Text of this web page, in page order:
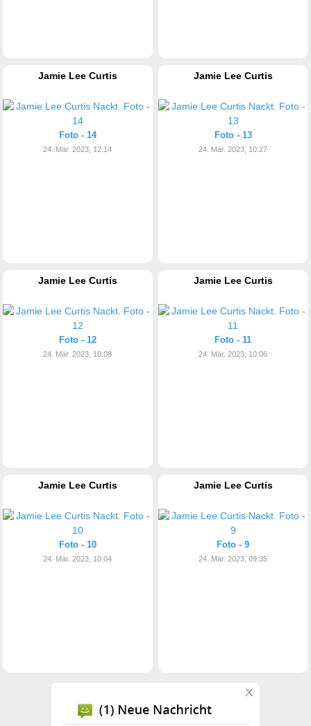
Jamie Lee Curtis
Foto - 14
24. Mär. 2023, 12:14
Jamie Lee Curtis
Foto - 13
24. Mär. 2023, 10:27
Jamie Lee Curtis
Foto - 12
24. Mär. 2023, 10:08
Jamie Lee Curtis
Foto - 11
24. Mär. 2023, 10:06
Jamie Lee Curtis
Foto - 10
24. Mär. 2023, 10:04
Jamie Lee Curtis
Foto - 9
24. Mär. 2023, 09:35